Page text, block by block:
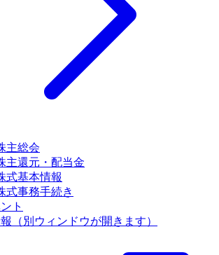
主総会
主還元・配当金
式基本情報
式事務手続き
ト
（別ウィンドウが開きます）